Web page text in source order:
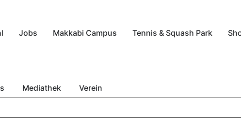
Jobs Makkabi Campus Tennis & Squash Park
Mediathek Verein